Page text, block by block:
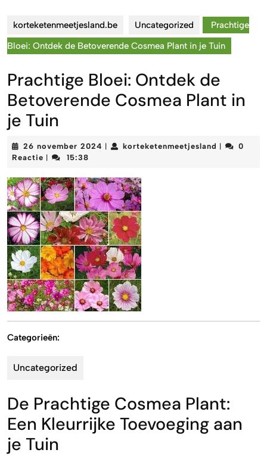
korteketenmeetjesland.be Uncategorized
Prachtige
Bloei: Ontdek de Betoverende Cosmea Plant in je Tuin
Prachtige Bloei: Ontdek de
Betoverende Cosmea Plant in
je Tuin
26 november 2024 26
korteketenmeetjesland
0
Reactie
15:38
Categorieën:
Uncategorized
De Prachtige Cosmea Plant:
Een Kleurrijke Toevoeging aan
je Tuin